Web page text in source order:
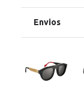
Envios